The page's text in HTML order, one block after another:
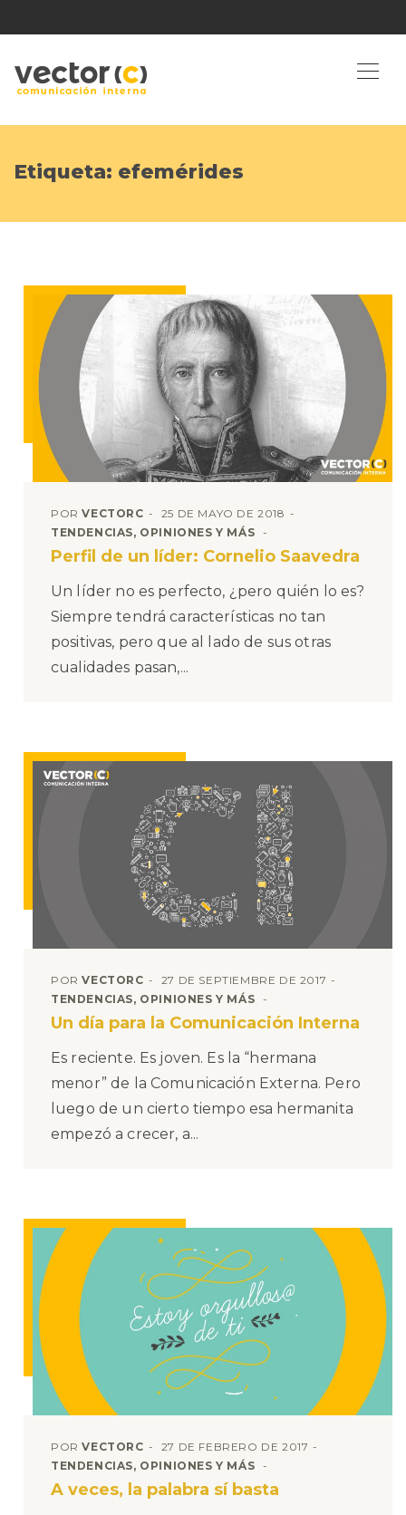
Etiqueta: efemérides
PORVECTORC
25 DE MAYO DE 2018
TENDENCIAS, OPINIONES Y MÁS
Perfil de un líder: Cornelio Saavedra
Un líder no es perfecto, ¿pero quién lo es?
Siempre tendrá características no tan
positivas, pero que al lado de sus otras
cualidades pasan,...
PORVECTORC
27 DE SEPTIEMBRE DE 2017
TENDENCIAS, OPINIONES Y MÁS
Un día para la Comunicación Interna
Es reciente. Es joven. Es la “hermana
menor” de la Comunicación Externa. Pero
luego de un cierto tiempo esa hermanita
empezó a crecer, a...
PORVECTORC
27 DE FEBRERO DE 2017
TENDENCIAS, OPINIONES Y MÁS
A veces, la palabra sí basta